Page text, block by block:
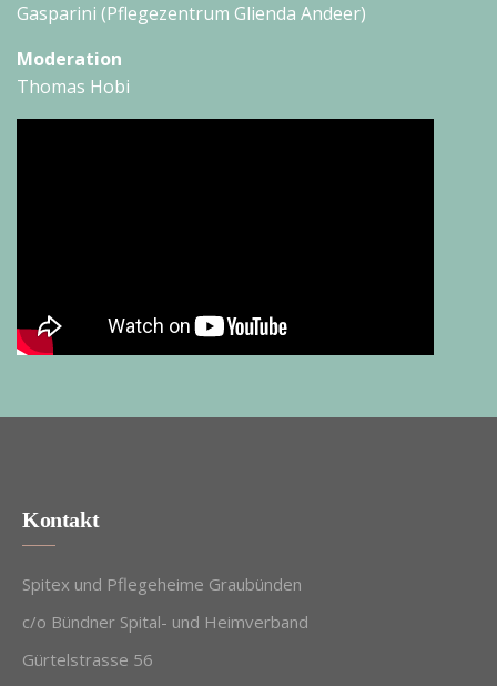
Gasparini (Pflegezentrum Glienda Andeer)
Moderation
Thomas Hobi
Kontakt
Spitex und Pflegeheime Graubünden
c/o Bündner Spital- und Heimverband
Gürtelstrasse 56